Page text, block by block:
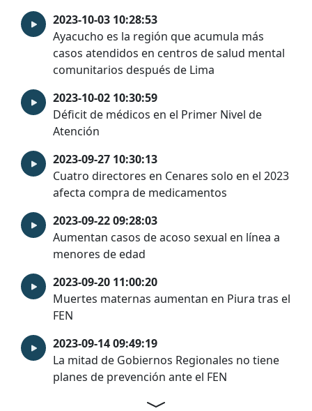
2023-10-03 10:28:53
Ayacucho es la región que acumula más
casos atendidos en centros de salud mental
comunitarios después de Lima
2023-10-02 10:30:59
Déficit de médicos en el Primer Nivel de
Atención
2023-09-27 10:30:13
Cuatro directores en Cenares solo en el 2023
afecta compra de medicamentos
2023-09-22 09:28:03
Aumentan casos de acoso sexual en línea a
menores de edad
2023-09-20 11:00:20
Muertes maternas aumentan en Piura tras el
FEN
2023-09-14 09:49:19
La mitad de Gobiernos Regionales no tiene
planes de prevención ante el FEN